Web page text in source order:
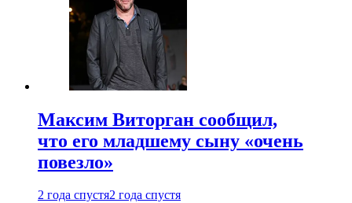
Максим Виторган сообщил,
что его младшему сыну «очень
повезло»
2 года спустя2 года спустя